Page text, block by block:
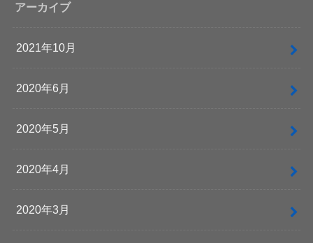
アーカイブ
2021年10月
2020年6月
2020年5月
2020年4月
2020年3月